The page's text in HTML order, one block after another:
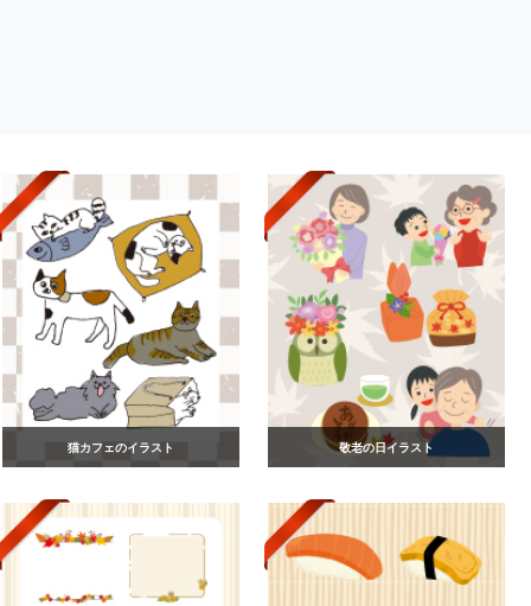
猫カフェのイラスト 敬老の日イラスト